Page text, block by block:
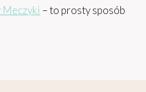
Meczyki – to prosty sposób